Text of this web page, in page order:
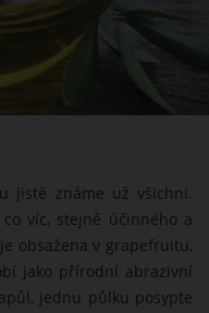
jistě známe už všichni.
víc, stejně účinného a
obsažena v grapefruitu,
jako přírodní abrazivní
jednu půlku posypte